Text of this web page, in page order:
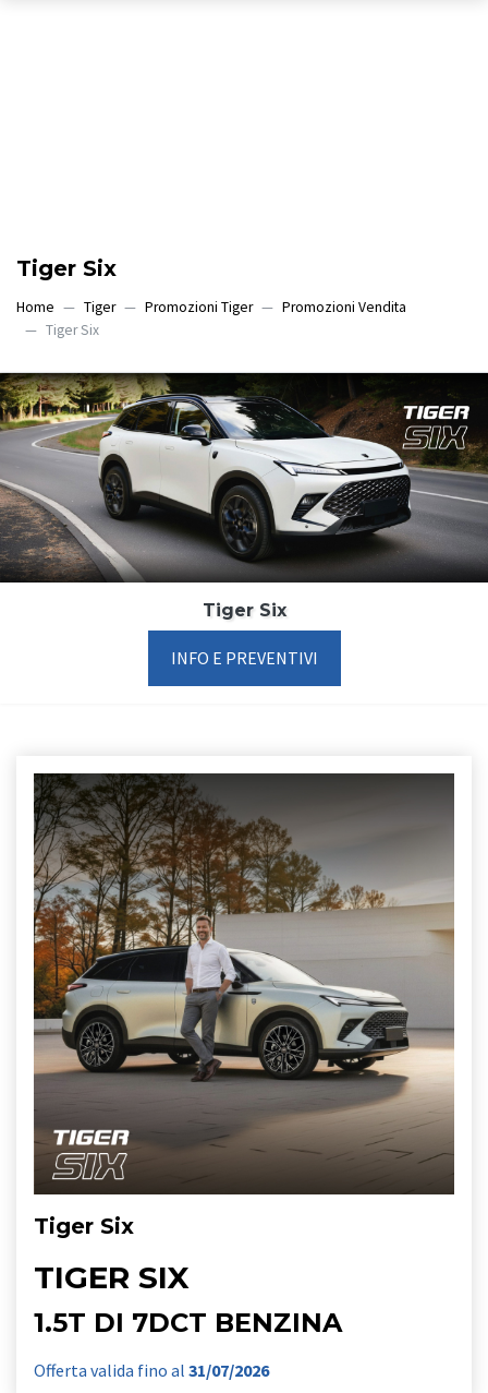
Tiger Six
Home Tiger Promozioni Tiger
Promozioni Vendita
Tiger Six
Tiger Six
INFO E PREVENTIVI
Tiger Six
TIGER SIX
1.5T DI 7DCT BENZINA
Offerta valida fino al 31/07/2026